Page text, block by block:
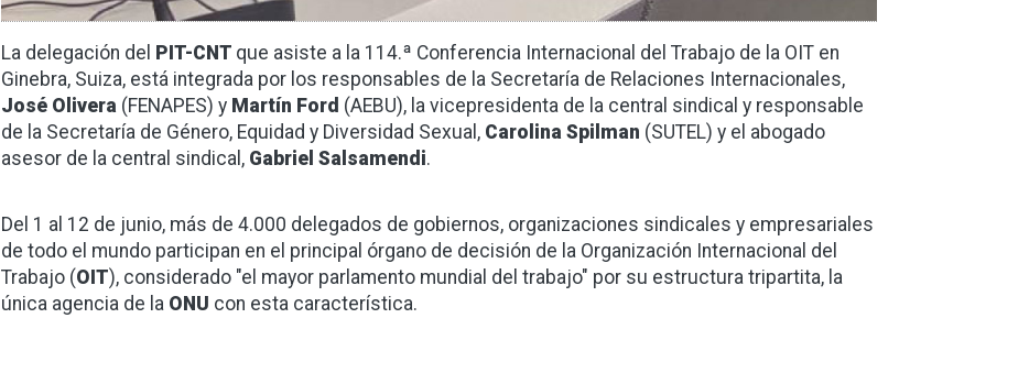
La delegación del PIT-CNT que asiste a la 114.ª Conferencia Internacional del Trabajo de la OIT en
Ginebra, Suiza, está integrada por los responsables de la Secretaría de Relaciones Internacionales,
José Olivera (FENAPES) y Martín Ford (AEBU), la vicepresidenta de la central sindical y responsable
de la Secretaría de Género, Equidad y Diversidad Sexual, Carolina Spilman (SUTEL) y el abogado
asesor de la central sindical, Gabriel Salsamendi.
Del 1 al 12 de junio, más de 4.000 delegados de gobiernos, organizaciones sindicales y empresariales
de todo el mundo participan en el principal órgano de decisión de la Organización Internacional del
Trabajo (OIT), considerado "el mayor parlamento mundial del trabajo" por su estructura tripartita, la
única agencia de la ONU con esta característica.